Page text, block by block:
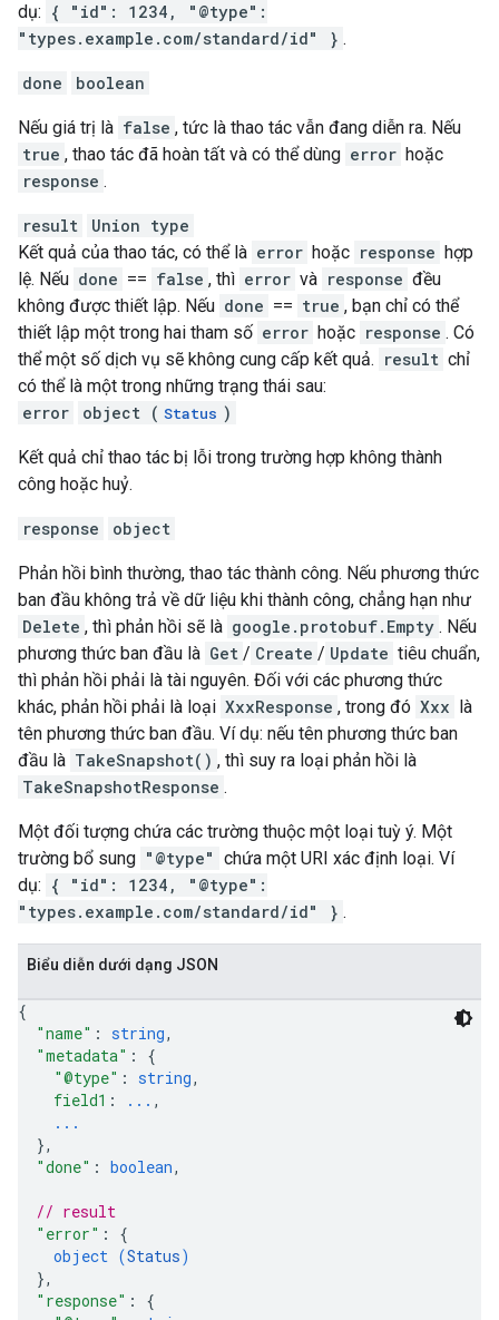
dụ: { "id": 1234, "@type":
"types.example.com/standard/id" } .
done boolean
Nếu giá trị là false , tức là thao tác vẫn đang diễn ra. Nếu
true , thao tác đã hoàn tất và có thể dùng error hoặc
response .
result
Union type
Kết quả của thao tác, có thể là error hoặc response hợp
lệ. Nếu done == false , thì error và response đều
không được thiết lập. Nếu done == true , bạn chỉ có thể
thiết lập một trong hai tham số error hoặc response . Có
thể một số dịch vụ sẽ không cung cấp kết quả. result chỉ
có thể là một trong những trạng thái sau:
error
object ( Status )
Kết quả chỉ thao tác bị lỗi trong trường hợp không thành
công hoặc huỷ.
response object
Phản hồi bình thường, thao tác thành công. Nếu phương thức
ban đầu không trả về dữ liệu khi thành công, chẳng hạn như
Delete , thì phản hồi sẽ là google.protobuf.Empty . Nếu
phương thức ban đầu là Get / Create / Update tiêu chuẩn,
thì phản hồi phải là tài nguyên. Đối với các phương thức
khác, phản hồi phải là loại XxxResponse , trong đó Xxx là
tên phương thức ban đầu. Ví dụ: nếu tên phương thức ban
đầu là TakeSnapshot() , thì suy ra loại phản hồi là
TakeSnapshotResponse .
Một đối tượng chứa các trường thuộc một loại tuỳ ý. Một
trường bổ sung "@type" chứa một URI xác định loại. Ví
dụ: { "id": 1234, "@type":
"types.example.com/standard/id" } .
Biểu diễn dưới dạng JSON
{
"name" : string,
"metadata" : {
"@type" : string,
field1 : ... ,
...
},
"done" : boolean,
// result
"error" : {
object (Status)
},
"response" : {